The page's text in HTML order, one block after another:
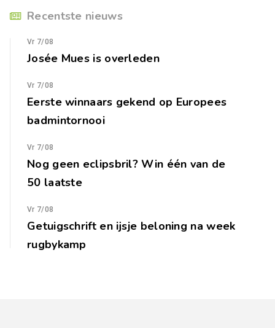
Recentste nieuws
Vr 7/08
Josée Mues is overleden
Vr 7/08
Eerste winnaars gekend op Europees
badmintornooi
Vr 7/08
Nog geen eclipsbril? Win één van de
50 laatste
Vr 7/08
Getuigschrift en ijsje beloning na week
rugbykamp